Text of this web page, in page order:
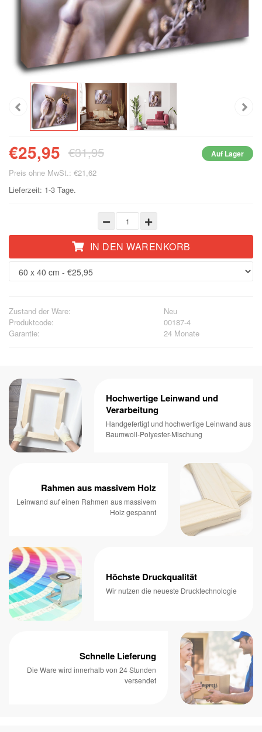
€25,95 €31,95 Auf Lager
Preis ohne MwSt.: €21,62
Lieferzeit: 1-3 Tage.
IN DEN WARENKORB
Zustand der Ware:
Neu
Produktcode:
00187-4
Garantie:
24 Monate
Hochwertige Leinwand und
Verarbeitung
Handgefertigt und hochwertige Leinwand aus
Baumwoll-Polyester-Mischung
Rahmen aus massivem Holz
Leinwand auf einen Rahmen aus massivem
Holz gespannt
Höchste Druckqualität
Wir nutzen die neueste Drucktechnologie
Schnelle Lieferung
Die Ware wird innerhalb von 24 Stunden
versendet